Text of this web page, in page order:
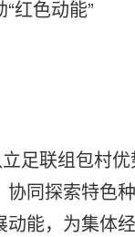
红色动能”
足联组包村
同探索特色
能，为集体